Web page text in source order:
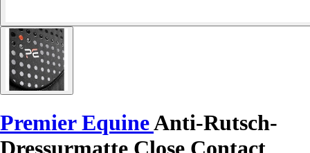
Premier EquineAnti-Rutsch-
Dressurmatte Close Contact